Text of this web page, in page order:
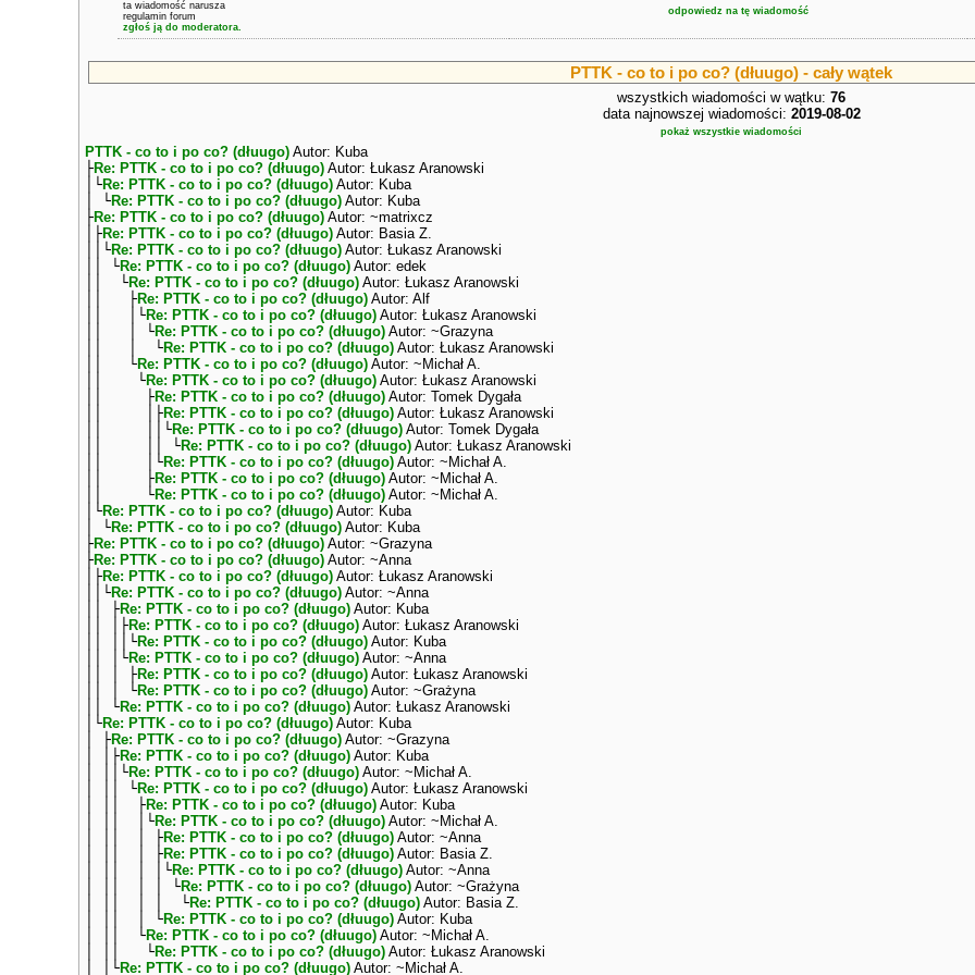
ta wiadomość narusza
regulamin forum
zgłoś ją do moderatora.
odpowiedz na tę wiadomość
PTTK - co to i po co? (dłuugo) - cały wątek
wszystkich wiadomości w wątku: 76
data najnowszej wiadomości: 2019-08-02
pokaż wszystkie wiadomości
PTTK - co to i po co? (dłuugo) Autor: Kuba
├Re: PTTK - co to i po co? (dłuugo) Autor: Łukasz Aranowski
│└Re: PTTK - co to i po co? (dłuugo) Autor: Kuba
│ └Re: PTTK - co to i po co? (dłuugo) Autor: Kuba
├Re: PTTK - co to i po co? (dłuugo) Autor: ~matrixcz
│├Re: PTTK - co to i po co? (dłuugo) Autor: Basia Z.
││└Re: PTTK - co to i po co? (dłuugo) Autor: Łukasz Aranowski
││ └Re: PTTK - co to i po co? (dłuugo) Autor: edek
││ └Re: PTTK - co to i po co? (dłuugo) Autor: Łukasz Aranowski
││ ├Re: PTTK - co to i po co? (dłuugo) Autor: Alf
││ │└Re: PTTK - co to i po co? (dłuugo) Autor: Łukasz Aranowski
││ │ └Re: PTTK - co to i po co? (dłuugo) Autor: ~Grazyna
││ │ └Re: PTTK - co to i po co? (dłuugo) Autor: Łukasz Aranowski
││ └Re: PTTK - co to i po co? (dłuugo) Autor: ~Michał A.
││ └Re: PTTK - co to i po co? (dłuugo) Autor: Łukasz Aranowski
││ ├Re: PTTK - co to i po co? (dłuugo) Autor: Tomek Dygała
││ │├Re: PTTK - co to i po co? (dłuugo) Autor: Łukasz Aranowski
││ ││└Re: PTTK - co to i po co? (dłuugo) Autor: Tomek Dygała
││ ││ └Re: PTTK - co to i po co? (dłuugo) Autor: Łukasz Aranowski
││ │└Re: PTTK - co to i po co? (dłuugo) Autor: ~Michał A.
││ ├Re: PTTK - co to i po co? (dłuugo) Autor: ~Michał A.
││ └Re: PTTK - co to i po co? (dłuugo) Autor: ~Michał A.
│└Re: PTTK - co to i po co? (dłuugo) Autor: Kuba
│ └Re: PTTK - co to i po co? (dłuugo) Autor: Kuba
├Re: PTTK - co to i po co? (dłuugo) Autor: ~Grazyna
├Re: PTTK - co to i po co? (dłuugo) Autor: ~Anna
│├Re: PTTK - co to i po co? (dłuugo) Autor: Łukasz Aranowski
││└Re: PTTK - co to i po co? (dłuugo) Autor: ~Anna
││ ├Re: PTTK - co to i po co? (dłuugo) Autor: Kuba
││ │├Re: PTTK - co to i po co? (dłuugo) Autor: Łukasz Aranowski
││ ││└Re: PTTK - co to i po co? (dłuugo) Autor: Kuba
││ │└Re: PTTK - co to i po co? (dłuugo) Autor: ~Anna
││ │ ├Re: PTTK - co to i po co? (dłuugo) Autor: Łukasz Aranowski
││ │ └Re: PTTK - co to i po co? (dłuugo) Autor: ~Grażyna
││ └Re: PTTK - co to i po co? (dłuugo) Autor: Łukasz Aranowski
│└Re: PTTK - co to i po co? (dłuugo) Autor: Kuba
│ ├Re: PTTK - co to i po co? (dłuugo) Autor: ~Grazyna
│ │├Re: PTTK - co to i po co? (dłuugo) Autor: Kuba
│ ││└Re: PTTK - co to i po co? (dłuugo) Autor: ~Michał A.
│ ││ └Re: PTTK - co to i po co? (dłuugo) Autor: Łukasz Aranowski
│ ││ ├Re: PTTK - co to i po co? (dłuugo) Autor: Kuba
│ ││ │└Re: PTTK - co to i po co? (dłuugo) Autor: ~Michał A.
│ ││ │ ├Re: PTTK - co to i po co? (dłuugo) Autor: ~Anna
│ ││ │ ├Re: PTTK - co to i po co? (dłuugo) Autor: Basia Z.
│ ││ │ │└Re: PTTK - co to i po co? (dłuugo) Autor: ~Anna
│ ││ │ │ └Re: PTTK - co to i po co? (dłuugo) Autor: ~Grażyna
│ ││ │ │ └Re: PTTK - co to i po co? (dłuugo) Autor: Basia Z.
│ ││ │ └Re: PTTK - co to i po co? (dłuugo) Autor: Kuba
│ ││ └Re: PTTK - co to i po co? (dłuugo) Autor: ~Michał A.
│ ││ └Re: PTTK - co to i po co? (dłuugo) Autor: Łukasz Aranowski
│ │└Re: PTTK - co to i po co? (dłuugo) Autor: ~Michał A.